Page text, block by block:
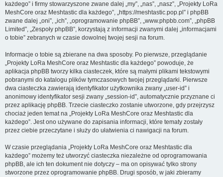
każdego” i firmy stowarzyszone zwane dalej „my”, „nas”, „nasz”, „Projekty LoRa
MeshCore oraz Meshtastic dla każdego”, „https://meshtastic.pop.pl” i phpBB
zwane dalej „oni”, „ich”, „oprogramowanie phpBB”, „www.phpbb.com”, „phpBB
Limited”, „Zespoły phpBB”, korzystają z informacji zwanymi dalej „informacjami
o tobie” zebranych w czasie dowolnej twojej sesji na forum.
Informacje o tobie są zbierane na dwa sposoby. Po pierwsze, przeglądanie
„Projekty LoRa MeshCore oraz Meshtastic dla każdego” powoduje, że
aplikacja phpBB tworzy kilka ciasteczek, które są małymi plikami tekstowymi
pobranymi do katalogu plików tymczasowych twojej przeglądarki. Pierwsze
dwa ciasteczka zawierają identyfikator użytkownika zwany „user-id” i
anonimowy identyfikator sesji zwany „session-id”, automatycznie przyznane ci
przez aplikację phpBB. Trzecie ciasteczko zostanie utworzone, gdy przejrzysz
chociaż jeden temat na „Projekty LoRa MeshCore oraz Meshtastic dla
każdego”. Jest ono używane do zapisania informacji, które tematy zostały
przez ciebie przeczytane i służy do ułatwienia ci nawigacji na forum.
W czasie przeglądania „Projekty LoRa MeshCore oraz Meshtastic dla
każdego” możemy też utworzyć ciasteczka niezależne od oprogramowania
phpBB, ale ich ten dokument nie dotyczy – ma on opisywać tylko strony
stworzone przez oprogramowanie phpBB. Drugi sposób, w jaki zbieramy